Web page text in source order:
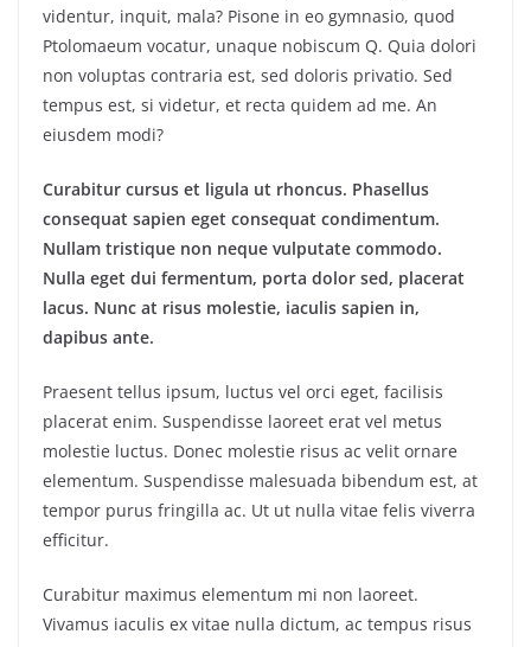
videntur, inquit, mala? Pisone in eo gymnasio, quod
Ptolomaeum vocatur, unaque nobiscum Q. Quia dolori
non voluptas contraria est, sed doloris privatio. Sed
tempus est, si videtur, et recta quidem ad me. An
eiusdem modi?
Curabitur cursus et ligula ut rhoncus. Phasellus
consequat sapien eget consequat condimentum.
Nullam tristique non neque vulputate commodo.
Nulla eget dui fermentum, porta dolor sed, placerat
lacus. Nunc at risus molestie, iaculis sapien in,
dapibus ante.
Praesent tellus ipsum, luctus vel orci eget, facilisis
placerat enim. Suspendisse laoreet erat vel metus
molestie luctus. Donec molestie risus ac velit ornare
elementum. Suspendisse malesuada bibendum est, at
tempor purus fringilla ac. Ut ut nulla vitae felis viverra
efficitur.
Curabitur maximus elementum mi non laoreet.
Vivamus iaculis ex vitae nulla dictum, ac tempus risus